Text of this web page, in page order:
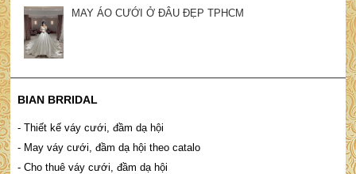
MAY ÁO CƯỚI Ở ĐÂU ĐẸP TPHCM
BIAN BRRIDAL
- Thiết kế váy cưới, đầm dạ hội
- May váy cưới, đầm dạ hội theo catalo
- Cho thuê váy cưới, đầm dạ hội